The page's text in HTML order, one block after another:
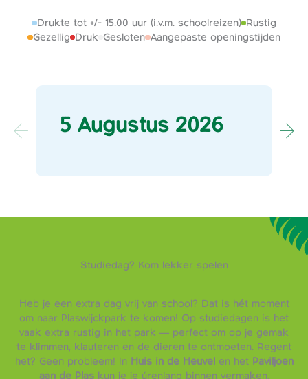
Aangepaste openingstijden
Druk
Drukte tot +/- 15.00 uur (i.v.m. schoolreizen)
Gesloten
Gezellig
Rustig
5 Augustus 2026
Studiedag? Kom lekker spelen
Heb je een extra dag vrij van school? Dat is hét moment
om naar Plaswijckpark te komen! Op studiedagen is het
vaak extra rustig in het park — perfect om op je gemak
te klimmen, klauteren en de dieren te ontmoeten. Regent
het? Geen probleem! In Huis in de Heuvelen het Paviljoen
aan de Plaskun je je úrenlang binnen vermaken.